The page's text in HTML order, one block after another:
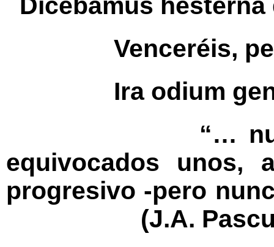
Venceréis, pero
Ira odium
“…
equivocados unos,
progresivo -pero
(J.A.